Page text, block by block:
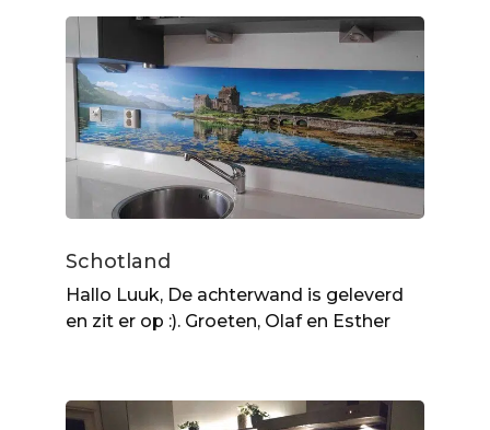
Schotland
Hallo Luuk, De achterwand is geleverd
en zit er op :). Groeten, Olaf en Esther